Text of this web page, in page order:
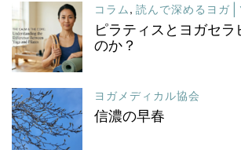
コラム, 読んで深めるヨガ |
ピラティスとヨガセ
のか？
ヨガメディカル協会
信濃の早春